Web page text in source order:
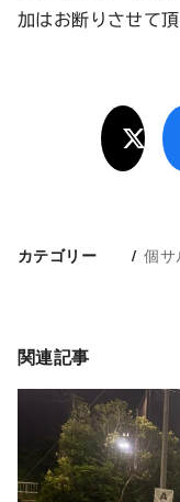
加はお断りさせて
カテゴリー 個サ
関連記事